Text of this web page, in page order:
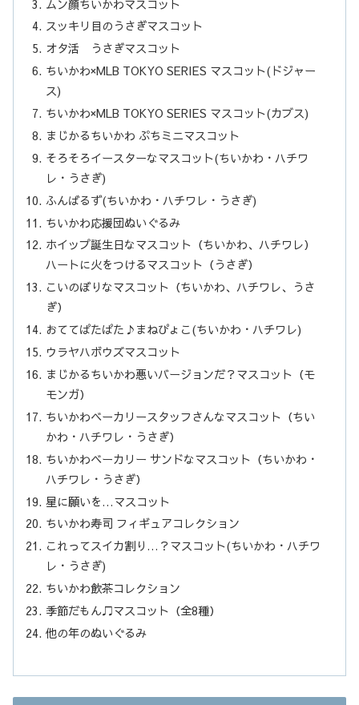
ムン顔ちいかわマスコット
スッキリ目のうさぎマスコット
オタ活 うさぎマスコット
ちいかわ×MLB TOKYO SERIES マスコット(ドジャー
ス)
ちいかわ×MLB TOKYO SERIES マスコット(カブス)
まじかるちいかわ ぷちミニマスコット
そろそろイースターなマスコット(ちいかわ・ハチワ
レ・うさぎ)
ふんばるず(ちいかわ・ハチワレ・うさぎ)
ちいかわ応援団ぬいぐるみ
ホイップ誕生日なマスコット（ちいかわ、ハチワレ）
ハートに火をつけるマスコット（うさぎ）
こいのぼりなマスコット（ちいかわ、ハチワレ、うさ
ぎ）
おててぱたぱた♪まねぴょこ(ちいかわ・ハチワレ)
ウラヤハボウズマスコット
まじかるちいかわ悪いバージョンだ？マスコット（モ
モンガ）
ちいかわベーカリースタッフさんなマスコット（ちい
かわ・ハチワレ・うさぎ）
ちいかわベーカリー サンドなマスコット（ちいかわ・
ハチワレ・うさぎ）
星に願いを…マスコット
ちいかわ寿司 フィギュアコレクション
これってスイカ割り…？マスコット(ちいかわ・ハチワ
レ・うさぎ)
ちいかわ飲茶コレクション
季節だもん♫マスコット（全8種）
他の年のぬいぐるみ